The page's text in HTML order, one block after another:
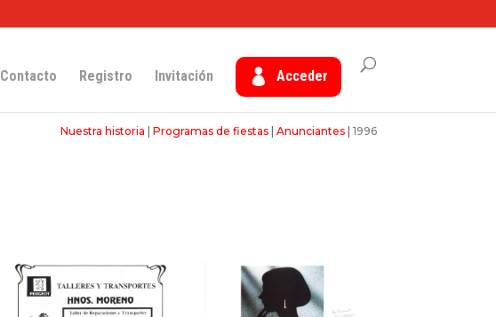
Contacto Registro Invitación Acceder
Nuestra historia Programas de fiestas| Anunciantes| 1996